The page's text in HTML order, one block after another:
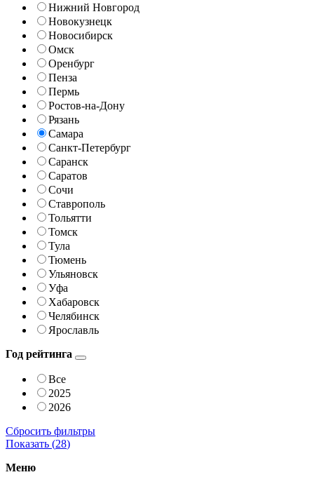
Нижний Новгород
Новокузнецк
Новосибирск
Омск
Оренбург
Пенза
Пермь
Ростов-на-Дону
Рязань
Самара
Санкт-Петербург
Саранск
Саратов
Сочи
Ставрополь
Тольятти
Томск
Тула
Тюмень
Ульяновск
Уфа
Хабаровск
Челябинск
Ярославль
Год рейтинга
Все
2025
2026
Сбросить фильтры
Показать (28)
Меню